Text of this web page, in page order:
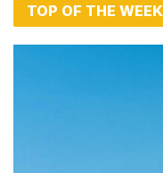
TOP OF THE WEEK